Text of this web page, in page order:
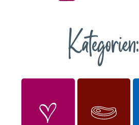
Kategorien: